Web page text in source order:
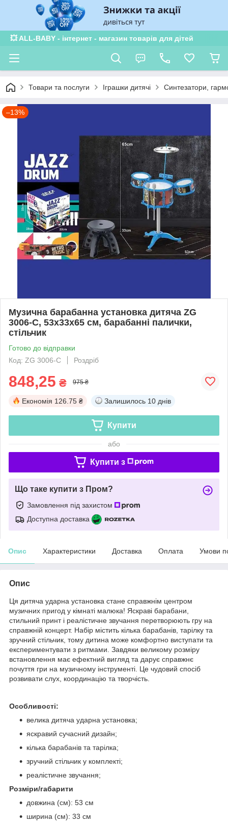
💥 ALL-BABY - інтернет - магазин товарів для дітей
Товари та послуги Іграшки дитячі Синтезатори,
–13%
Музична барабанна установка дитяча ZG
3006-C, 53х33х65 см, барабанні палички,
стільчик
Готово до відправки
Код: ZG 3006-C
Роздріб
848,25 ₴ 975 ₴
Економія 126.75 ₴ Залишилось 10 днів
Купити
або
Купити з
Що таке купити з Пром?
Замовлення під захистом
Доступна доставка
Опис Характеристики Доставка Оплата Умови
Опис
Ця дитяча ударна установка стане справжнім центром
музичних пригод у кімнаті малюка! Яскраві барабани,
стильний принт і реалістичне звучання перетворюють гру на
справжній концерт. Набір містить кілька барабанів, тарілку та
зручний стільчик, тому дитина може комфортно виступати та
експериментувати з ритмами. Завдяки великому розміру
встановлення має ефектний вигляд та дарує справжнє
почуття гри на музичному інструменті. Це чудовий спосіб
розвивати слух, координацію та творчість.
Особливості:
велика дитяча ударна установка;
яскравий сучасний дизайн;
кілька барабанів та тарілка;
зручний стільчик у комплекті;
реалістичне звучання;
Розміри/габарити
довжина (см): 53 см
ширина (см): 33 см